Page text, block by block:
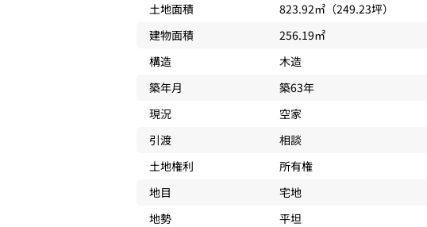
土地面積
823.92㎡（249.23坪）
建物面積
256.19㎡
構造
木造
築年月
築63年
現況
空家
引渡
相談
土地権利
所有権
地目
宅地
地勢
平坦